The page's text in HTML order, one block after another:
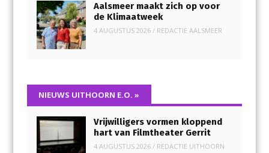
Aalsmeer maakt zich op voor
de Klimaatweek
4 AUGUSTUS 2026/ REDACTIE AALSMEER
NIEUWS UITHOORN E.O.»
Vrijwilligers vormen kloppend
hart van Filmtheater Gerrit
4 AUGUSTUS 2026/ REDACTIE UITHOORN